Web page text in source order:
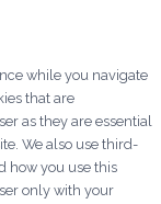
while you navigate
that are
as they are essential
We also use third-
how you use this
only with your